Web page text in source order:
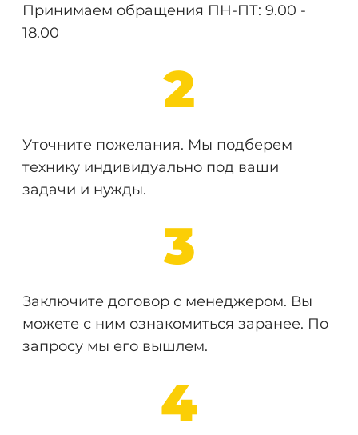
Принимаем обращения ПН-ПТ: 9.00 -
18.00
2
Уточните пожелания. Мы подберем
технику индивидуально под ваши
задачи и нужды.
3
Заключите договор с менеджером. Вы
можете с ним ознакомиться заранее. По
запросу мы его вышлем.
4